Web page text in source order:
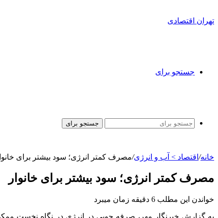
تهران اقتصادی
جستجو برای
جستجو برای
خانه/ اقتصاد > آب و انرژی/مصرف کمتر انرژی؛ سود بیشتر برای
مصرف کمتر انرژی؛ سود بیشتر برای خانوار
خواندن این مطلب 6 دقیقه زمان میبرد
به گزارش خبرنگار مهر، صرفه جویی در انرژی در نگاه نخست